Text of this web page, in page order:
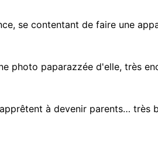
se contentant de faire une
photo paparazzée d'elle, très
à devenir parents… très